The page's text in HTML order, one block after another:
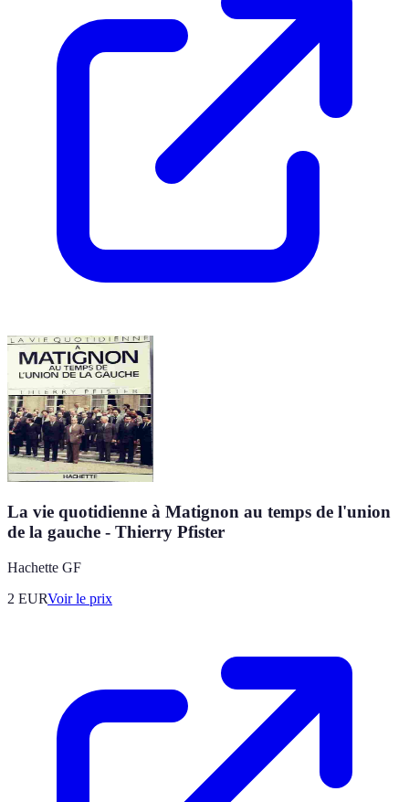
La vie quotidienne à Matignon au temps de l'union
de la gauche - Thierry Pfister
Hachette GF
2 EURVoir le prix